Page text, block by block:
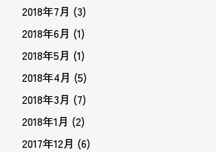
2018年7月 (3)
2018年6月 (1)
2018年5月 (1)
2018年4月 (5)
2018年3月 (7)
2018年1月 (2)
2017年12月 (6)